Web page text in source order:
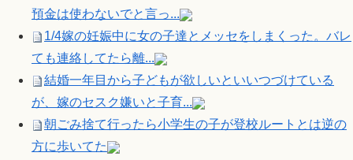
預金は使わないでと言っ...
1/4嫁の妊娠中に女の子達とメッセをしまくった。バレ
ても連絡してたら離...
結婚一年目から子どもが欲しいといいつづけている
が、嫁のセスク嫌いと子育...
朝ごみ捨て行ったら小学生の子が登校ルートとは逆の
方に歩いてた